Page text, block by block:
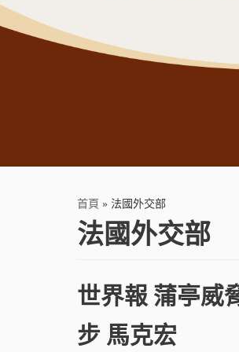
首頁 » 法國外交部
法國外交部
世界報 蒲亭威
步 馬克宏